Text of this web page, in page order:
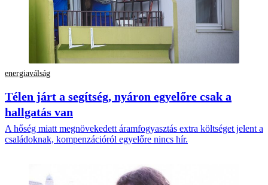
energiaválság
Télen járt a segítség, nyáron egyelőre csak a
hallgatás van
A hőség miatt megnövekedett áramfogyasztás extra költséget jelent a
családoknak, kompenzációról egyelőre nincs hír.